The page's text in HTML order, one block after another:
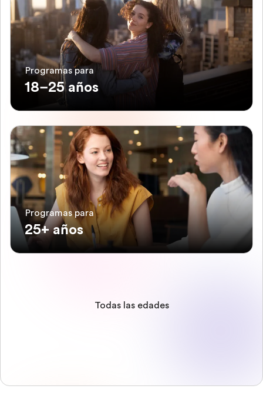
Programas para
18–25 años
Programas para
25+ años
Todas las edades